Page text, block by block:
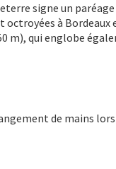
signe un
à Bordeaux
m), qui englobe
de mains lors